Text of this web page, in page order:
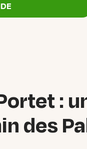
:
des